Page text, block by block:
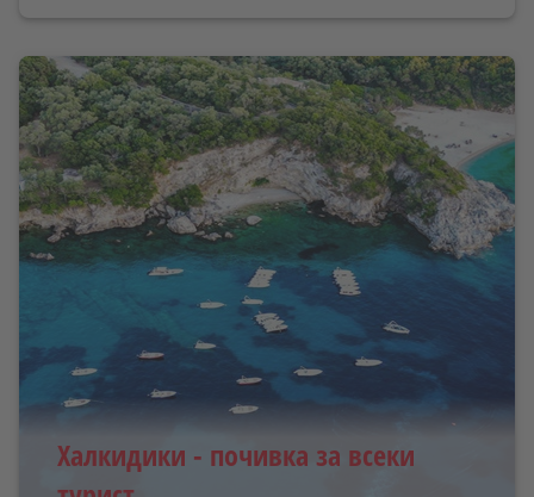
Халкидики - почивка за всеки